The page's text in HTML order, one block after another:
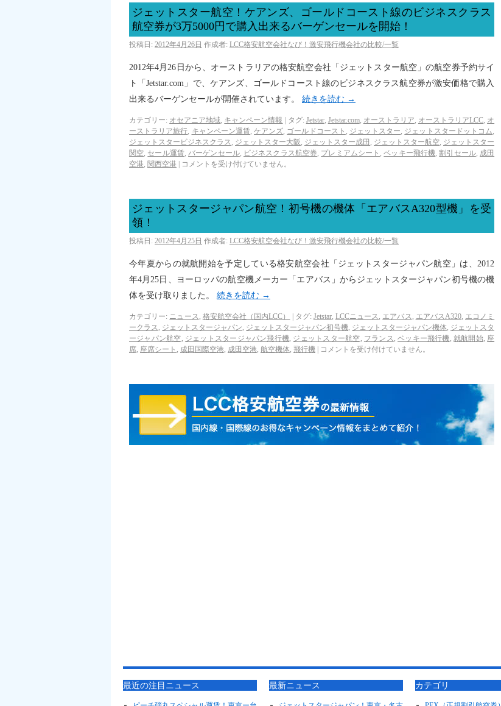
ジェットスター航空！ケアンズ、ゴールドコースト線のビジネスクラス
航空券が3万5000円で購入出来るバーゲンセールを開始！
投稿日: 2012年4月26日 作成者: LCC格安航空会社なび！激安飛行機会社の比較/一覧
2012年4月26日から、オーストラリアの格安航空会社「ジェットスター航空」の航空券予約サイ
ト「Jetstar.com」で、ケアンズ、ゴールドコースト線のビジネスクラス航空券が激安価格で購入
出来るバーゲンセールが開催されています。 続きを読む →
カテゴリー: オセアニア地域, キャンペーン情報 タグ: Jetstar, Jetstar.com, オーストラリア, オーストラリアLCC, オ
ーストラリア旅行, キャンペーン運賃,ケアンズ, ゴールドコースト , ジェットスター, ジェットスタードットコム,
ジェットスタービジネスクラス, ジェットスター大阪 , ジェットスター成田 , ジェットスター航空, ジェットスター
関空, セール運賃,バーゲンセール, ビジネスクラス航空券, プレミアムシート ,ベッキー飛行機,割引セール, 成田
空港, 関西空港 コメントを受け付けていません。
ジェットスタージャパン航空！初号機の機体「エアバスA320型機」を受
領！
投稿日: 2012年4月25日 作成者: LCC格安航空会社なび！激安飛行機会社の比較/一覧
今年夏からの就航開始を予定している格安航空会社「ジェットスタージャパン航空」は、2012
年4月25日、ヨーロッパの航空機メーカー「エアバス」からジェットスタージャパン初号機の機
体を受け取りました。 続きを読む →
カテゴリー: ニュース, 格安航空会社（国内LCC） タグ: Jetstar, LCCニュース, エアバス, エアバスA320, エコノミ
ークラス, ジェットスタージャパン, ジェットスタージャパン初号機, ジェットスタージャパン機体, ジェットスタ
ージャパン航空, ジェットスタージャパン飛行機, ジェットスター航空, フランス,ベッキー飛行機, 就航開始, 座
席, 座席シート , 成田国際空港, 成田空港, 航空機体, 飛行機 コメントを受け付けていません。
最近の注目ニュース 最新ニュース カテゴリ